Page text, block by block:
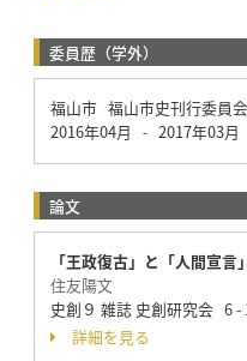
委員歴（学外）
福山市 福山市史刊行委
2016年04月
- 2017年03月
論文
「王政復古」と「人間宣言」
住友陽文
史創９ 雑誌 史創研究会 6 -
詳細を見る